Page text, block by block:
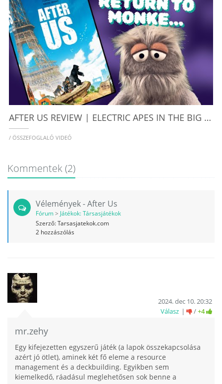
AFTER US REVIEW | ELECTRIC APES IN THE BIG CITY
/ ÖSSZEFOGLALÓ VIDEÓ
Kommentek(2)
Vélemények - After Us
Fórum> Játékok: Társasjátékok
Szerző:Tarsasjatekok.com
2 hozzászólás
mr.zehy
2024. dec 10. 20:32
Válasz
/+4
Egy kifejezetten egyszerű játék (a lapok összekapcsolása
azért jó ötlet), aminek két fő eleme a resource
management és a deckbuilding. Egyikben sem
kiemelkedő, ráadásul meglehetősen sok benne a